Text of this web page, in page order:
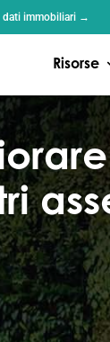
dati immobiliari →
Risorse